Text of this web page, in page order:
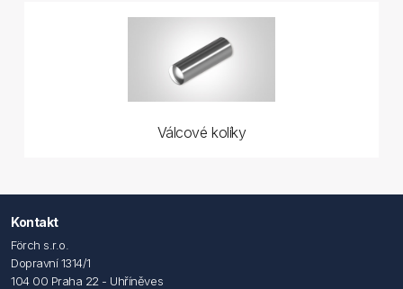
Válcové kolíky
Kontakt
Förch s.r.o.
Dopravní 1314/1
104 00 Praha 22 - Uhříněves